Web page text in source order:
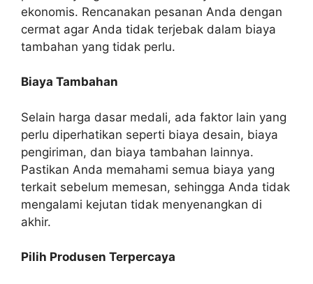
ekonomis. Rencanakan pesanan Anda dengan
cermat agar Anda tidak terjebak dalam biaya
tambahan yang tidak perlu.
Biaya Tambahan
Selain harga dasar medali, ada faktor lain yang
perlu diperhatikan seperti biaya desain, biaya
pengiriman, dan biaya tambahan lainnya.
Pastikan Anda memahami semua biaya yang
terkait sebelum memesan, sehingga Anda tidak
mengalami kejutan tidak menyenangkan di
akhir.
Pilih Produsen Terpercaya